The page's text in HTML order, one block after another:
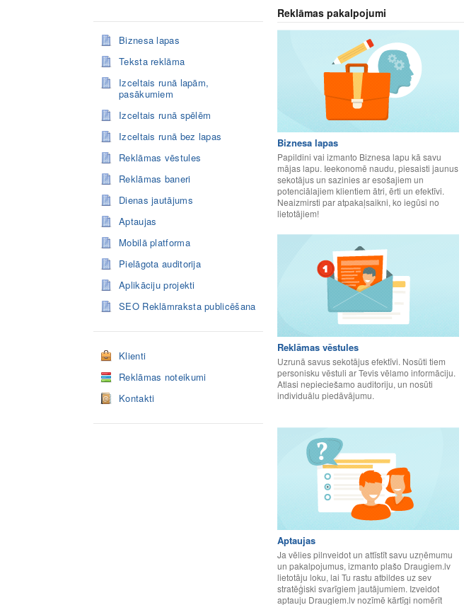
Biznesa lapas
Teksta reklāma
Izceltais runā lapām,
pasākumiem
Izceltais runā spēlēm
Izceltais runā bez lapas
Reklāmas vēstules
Reklāmas baneri
Dienas jautājums
Aptaujas
Mobilā platforma
Pielāgota auditorija
Aplikāciju projekti
SEO Reklāmraksta publicēšana
Klienti
Reklāmas noteikumi
Kontakti
Reklāmas pakalpojumi
Biznesa lapas
Papildini vai izmanto Biznesa lapu kā savu
mājas lapu. Ieekonomē naudu, piesaisti jaunus
sekotājus un sazinies ar esošajiem un
potenciālajiem klientiem ātri, ērti un efektīvi.
Neaizmirsti par atpakaļsaikni, ko iegūsi no
lietotājiem!
Reklāmas vēstules
Uzrunā savus sekotājus efektīvi. Nosūti tiem
personisku vēstuli ar Tevis vēlamo informāciju.
Atlasi nepieciešamo auditoriju, un nosūti
individuālu piedāvājumu.
Aptaujas
Ja vēlies pilnveidot un attīstīt savu uzņēmumu
un pakalpojumus, izmanto plašo Draugiem.lv
lietotāju loku, lai Tu rastu atbildes uz sev
stratēģiski svarīgiem jautājumiem. Izveidot
aptauju Draugiem.lv nozīmē kārtīgi nomērīt